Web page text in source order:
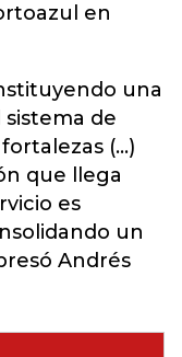
en
una
sistema de
(…)
que llega
es
un
Andrés